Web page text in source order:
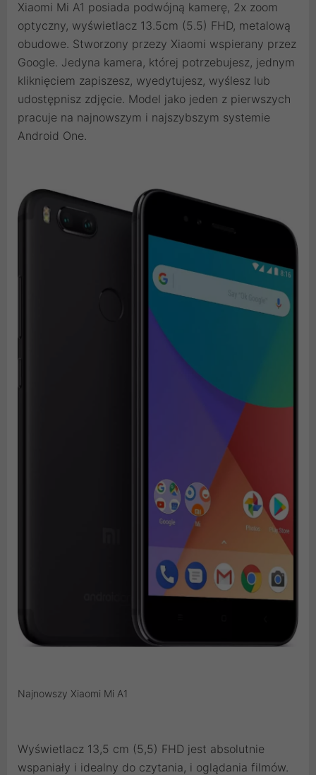
Xiaomi Mi A1 posiada podwójną kamerę, 2x zoom
optyczny, wyświetlacz 13.5cm (5.5) FHD, metalową
obudowe. Stworzony przezy Xiaomi wspierany przez
Google. Jedyna kamera, której potrzebujesz, jednym
kliknięciem zapiszesz, wyedytujesz, wyślesz lub
udostępnisz zdjęcie. Model jako jeden z pierwszych
pracuje na najnowszym i najszybszym systemie
Android One.
Najnowszy Xiaomi Mi A1
Wyświetlacz 13,5 cm (5,5) FHD jest absolutnie
wspaniały i idealny do czytania, i oglądania filmów.